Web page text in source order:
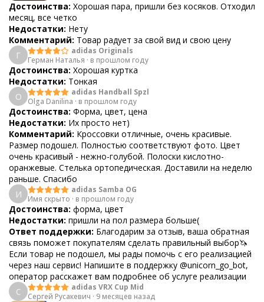
Достоинства: Хорошая пара, пришли без косяков. Отходил
месяц, все четко
Недостатки: Нету
Комментарий: Товар радует за свой вид и свою цену
Г
adidas Originals
Герман Наталья · в прошлом году
Достоинства: Хорошая куртка
Недостатки: Тонкая
O
adidas Handball Spzl
Olga Danilina · в прошлом году
Достоинства: Форма, цвет, цена
Недостатки: Их просто нет)
Комментарий: Кроссовки отличные, очень красивые.
Размер подошел. Полностью соответствуют фото. Цвет
очень красивый - нежно-голубой. Полоски кислотно-
оранжевые. Стелька ортопедическая. Доставили на неделю
раньше. Спасибо
И
adidas Samba OG
Имя скрыто · в прошлом году
Достоинства: форма, цвет
Недостатки: пришли на пол размера больше(
Ответ поддержки: Благодарим за отзыв, ваша обратная
связь поможет покупателям сделать правильный выбор🦄
Если товар не подошел, мы рады помочь с его реализацией
через наш сервис! Напишите в поддержку @unicorn_go_bot,
оператор расскажет вам подробнее об услуге реализации
С
adidas VRX Cup Mid
Сергей Русакевич · 9 месяцев назад